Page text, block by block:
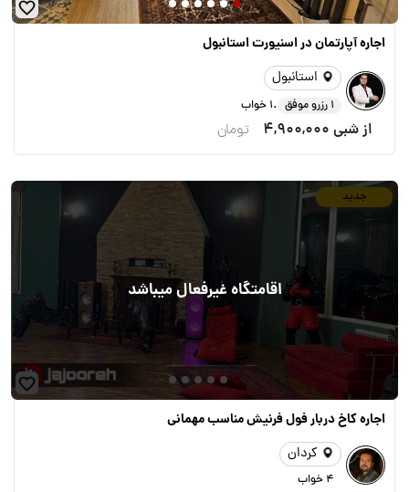
اجاره آپارتمان در اسنیورت استانبول
استانبول
1 رزرو موفق .1 خواب
از شبی 4,900,000 تومان
جدید
اقامتگاه غیرفعال میباشد
اجاره کاخ دربار فول فرنیش مناسب مهمانی
کردان
4 خواب